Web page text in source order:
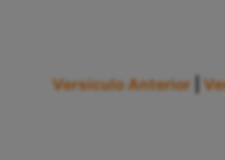
Versículo Anterior